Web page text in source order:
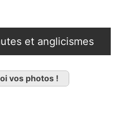
et anglicismes
vos photos !